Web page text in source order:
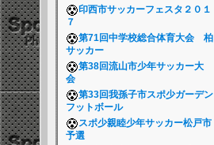
印西市サッカーフェスタ２０１
７
第71回中学校総合体育大会 柏
サッカー
第38回流山市少年サッカー大
会
第33回我孫子市スポ少ガーデン
フットボール
スポ少親睦少年サッカー松戸市
予選